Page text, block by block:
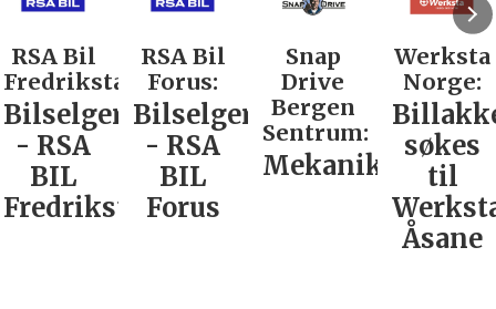
RSA Bil
Fredrikstad:
Bilselger
- RSA
BIL
Fredrikstad
RSA Bil
Forus:
Bilselger
- RSA
BIL
Forus
Snap
Drive
Bergen
Sentrum:
Mekaniker
Werksta
Norge:
søkes
til
Åsane